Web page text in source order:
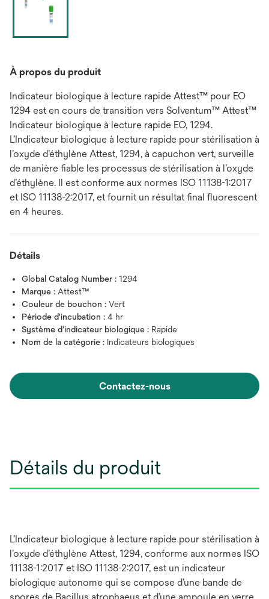
À propos du produit
Indicateur biologique à lecture rapide Attest™ pour EO
1294 est en cours de transition vers Solventum™ Attest™
Indicateur biologique à lecture rapide EO, 1294.
L’Indicateur biologique à lecture rapide pour stérilisation à
l’oxyde d’éthylène Attest, 1294, à capuchon vert, surveille
de manière fiable les processus de stérilisation à l’oxyde
d’éthylène. Il est conforme aux normes ISO 11138-1:2017
et ISO 11138-2:2017, et fournit un résultat final fluorescent
en 4 heures.
Détails
Global Catalog Number : 1294
Marque : Attest™
Couleur de bouchon : Vert
Période d'incubation : 4 hr
Système d’indicateur biologique : Rapide
Nom de la catégorie : Indicateurs biologiques
Contactez-nous
Détails du produit
L’Indicateur biologique à lecture rapide pour stérilisation à
l’oxyde d’éthylène Attest, 1294, conforme aux normes ISO
11138-1:2017 et ISO 11138-2:2017, est un indicateur
biologique autonome qui se compose d’une bande de